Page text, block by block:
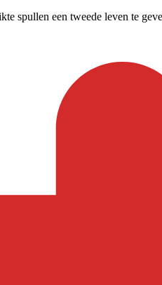
spullen een tweede leven te